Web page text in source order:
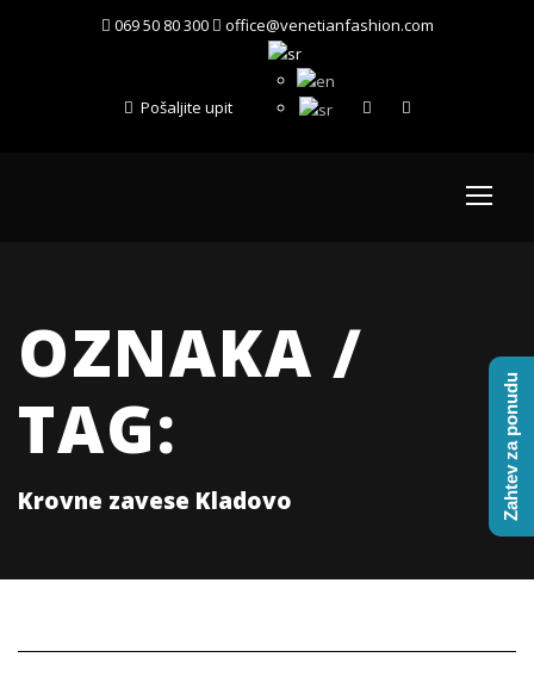
069 50 80 300 office@venetianfashion.com
Pošaljite upit
OZNAKA /
TAG:
Krovne zavese Kladovo Zahtev za ponudu